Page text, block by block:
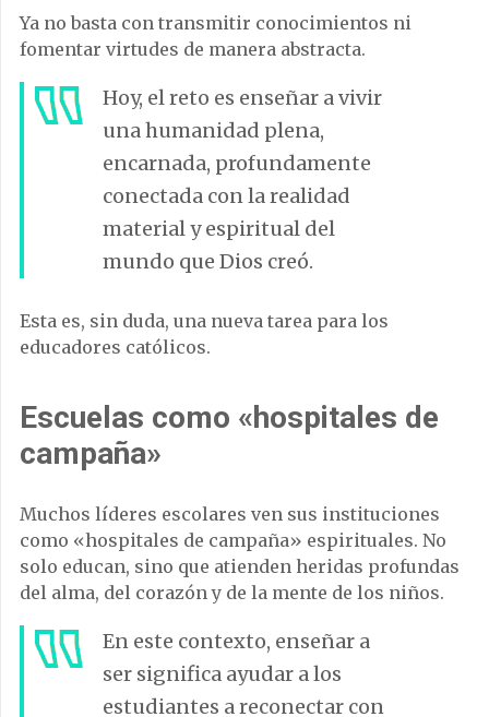
Ya no basta con transmitir conocimientos ni
fomentar virtudes de manera abstracta.
Hoy, el reto es enseñar a vivir
una humanidad plena,
encarnada, profundamente
conectada con la realidad
material y espiritual del
mundo que Dios creó.
Esta es, sin duda, una nueva tarea para los
educadores católicos.
Escuelas como «hospitales de
campaña»
Muchos líderes escolares ven sus instituciones
como «hospitales de campaña» espirituales. No
solo educan, sino que atienden heridas profundas
del alma, del corazón y de la mente de los niños.
En este contexto, enseñar a
ser significa ayudar a los
estudiantes a reconectar con